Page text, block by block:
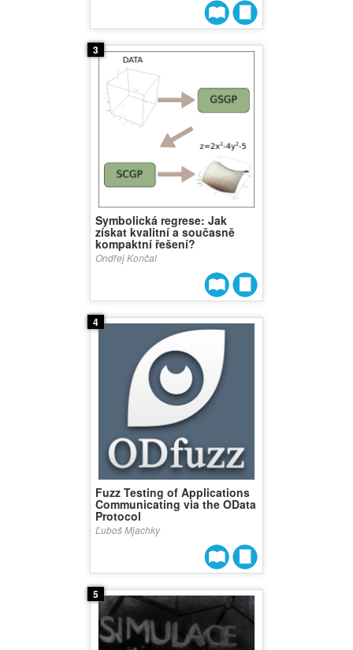
3
Symbolická regrese: Jak
získat kvalitní a současně
kompaktní řešení?
Ondřej Končal
4
Fuzz Testing of Applications
Communicating via the OData
Protocol
Ľuboš Mjachky
5